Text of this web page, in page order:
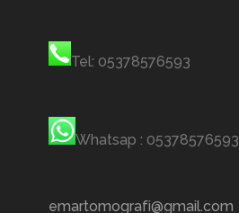
Tel: 05378576593
Whatsap : 05378576593
emartomografi@gmail.com